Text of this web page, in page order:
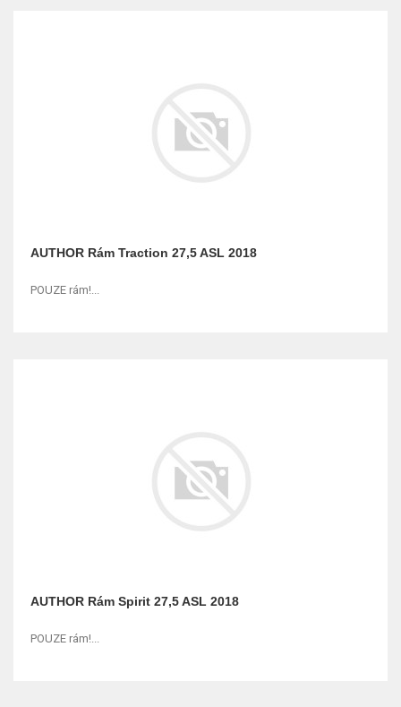
AUTHOR Rám Traction 27,5 ASL 2018
POUZE rám!...
AUTHOR Rám Spirit 27,5 ASL 2018
POUZE rám!...